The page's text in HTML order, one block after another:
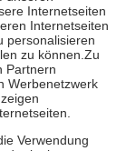
Apotheken.
die
je
Gesundheit zu
unterstützen,